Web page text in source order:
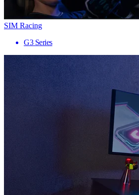
SIM Racing
G3 Series